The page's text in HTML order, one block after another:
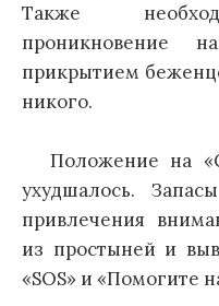
Также
проникновение
прикрытием
никого.
Положение на
ухудшалось.
привлечения
из простыней и
«SOS» и «Помогите